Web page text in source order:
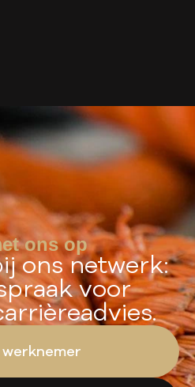
ons op
ons netwerk:
voor